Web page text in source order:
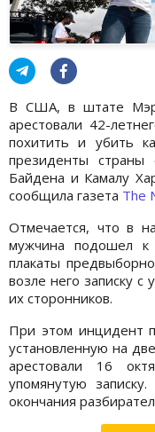
В США, в штате
арестовали 42-
похитить и убить
президенты
Байдена и Камалу
сообщила газета The
Отмечается, что в
мужчина подошел
плакаты
возле него записку с
их сторонников.
При этом инцидент
установленную на
арестовали 16
упомянутую
окончания